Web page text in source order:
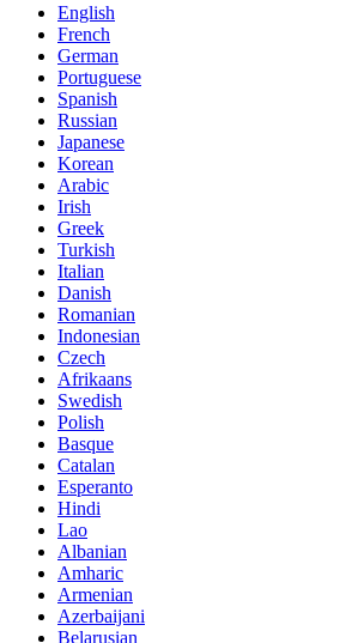
English
French
German
Portuguese
Spanish
Russian
Japanese
Korean
Arabic
Irish
Greek
Turkish
Italian
Danish
Romanian
Indonesian
Czech
Afrikaans
Swedish
Polish
Basque
Catalan
Esperanto
Hindi
Lao
Albanian
Amharic
Armenian
Azerbaijani
Belarusian